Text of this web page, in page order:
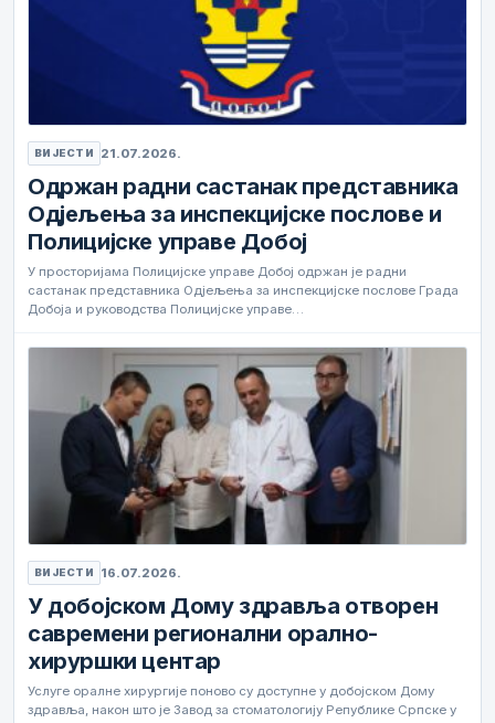
ВИЈЕСТИ 21.07.2026.
Одржан радни састанак представника
Одјељења за инспекцијске послове и
Полицијске управе Добој
У просторијама Полицијске управе Добој одржан је радни
састанак представника Одјељења за инспекцијске послове Града
Добоја и руководства Полицијске управе…
ВИЈЕСТИ 16.07.2026.
У добојском Дому здравља отворен
савремени регионални орално-
хируршки центар
Услуге оралне хирургије поново су доступне у добојском Дому
здравља, након што је Завод за стоматологију Републике Српске у